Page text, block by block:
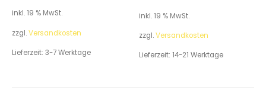
inkl. 19 % MwSt.
zzgl.Versandkosten
Lieferzeit: 3-7 Werktage
inkl. 19 % MwSt.
zzgl.Versandkosten
Lieferzeit: 14-21 Werktage